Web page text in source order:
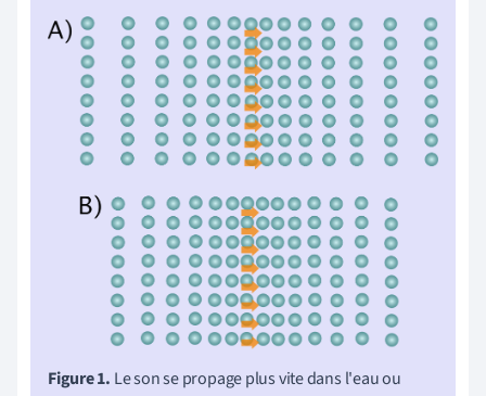
Figure 1. Le son se propage plus vite dans l'eau ou